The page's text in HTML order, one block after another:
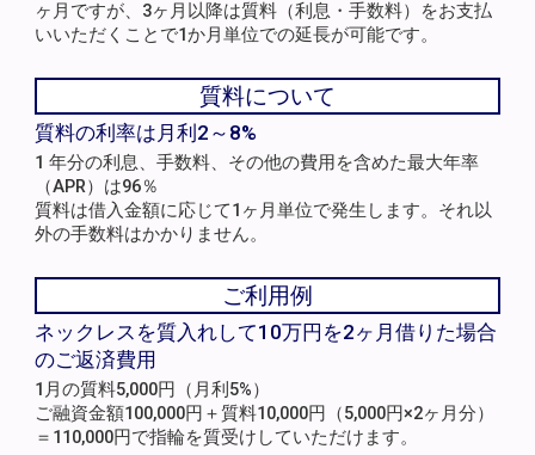
ヶ月ですが、3ヶ月以降は質料（利息・手数料）をお支払
いいただくことで1か月単位での延長が可能です。
質料について
質料の利率は月利2～8%
1 年分の利息、手数料、その他の費用を含めた最大年率
（APR）は96％
質料は借入金額に応じて1ヶ月単位で発生します。それ以
外の手数料はかかりません。
ご利用例
ネックレスを質入れして10万円を2ヶ月借りた場合
のご返済費用
1月の質料5,000円（月利5%）
ご融資金額100,000円＋質料10,000円（5,000円×2ヶ月分）
＝110,000円で指輪を質受けしていただけます。